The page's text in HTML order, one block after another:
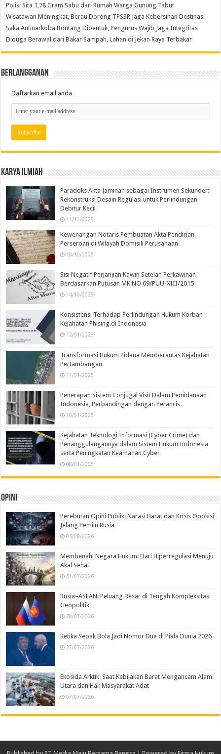
Polisi Sita 1,78 Gram Sabu dari Rumah Warga Gunung Tabur
Wisatawan Meningkat, Berau Dorong TPS3R Jaga Kebersihan Destinasi
Saka Antinarkoba Bontang Dibentuk, Pengurus Wajib Jaga Integritas
Diduga Berawal dari Bakar Sampah, Lahan di Jekan Raya Terbakar
Berlangganan
Daftarkan email anda
Karya Ilmiah
Paradoks Akta Jaminan sebagai Instrumen Sekunder:
Rekonstruksi Desain Regulasi untuk Perlindungan
Debitur Kecil
11/12/2025
Kewenangan Notaris Pembuatan Akta Pendirian
Perseroan di Wilayah Domisili Perusahaan
18/10/2025
Sisi Negatif Perjanjian Kawin Setelah Perkawinan
Berdasarkan Putusan MK NO 69/PUU-XIII/2015
14/10/2025
Konsistensi Terhadap Perlindungan Hukum Korban
Kejahatan Phising di Indonesia
12/01/2025
Transformasi Hukum Pidana Memberantas Kejahatan
Pertambangan
11/01/2025
Penerapan Sistem Conjugal Visit Dalam Pemidanaan
Indonesia, Perbandingan dengan Perancis
10/01/2025
Kejahatan Teknologi Informasi (Cyber Crime) dan
Penanggulangannya dalam Sistem Hukum Indonesia
serta Peningkatan Keamanan Cyber
08/01/2025
Opini
Perebutan Opini Publik: Narasi Barat dan Krisis Oposisi
Jelang Pemilu Rusia
06/08/2026
Membenahi Negara Hukum: Dari Hiperregulasi Menuju
Akal Sehat
31/07/2026
Rusia–ASEAN: Peluang Besar di Tengah Kompleksitas
Geopolitik
28/07/2026
Ketika Sepak Bola Jadi Nomor Dua di Piala Dunia 2026
27/07/2026
Ekosida Arktik: Saat Kebijakan Barat Mengancam Alam
Utara dan Hak Masyarakat Adat
07/07/2026